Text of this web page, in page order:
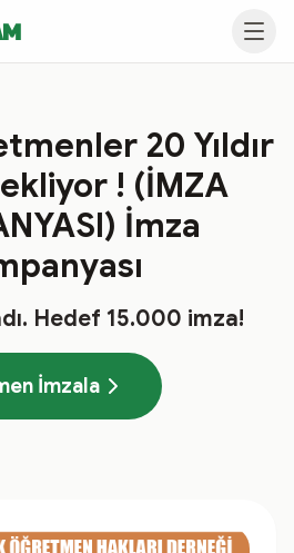
20 Yıldır
! (İMZA
İmza
. Hedef 15.000 imza!
İmzala